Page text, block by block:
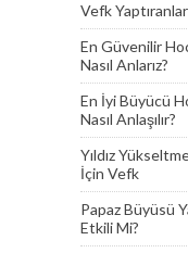
Vefk
En Güvenilir
Nasıl Anlarız?
En İyi Büyücü
Nasıl Anlaşılır?
Yıldız
İçin Vefk
Papaz Büyüsü
Etkili Mi?